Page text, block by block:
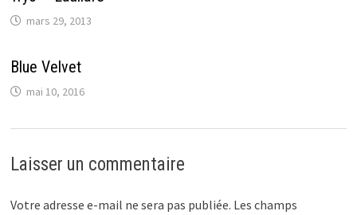
mars 29, 2013
Blue Velvet
mai 10, 2016
Laisser un commentaire
Votre adresse e-mail ne sera pas publiée. Les champs